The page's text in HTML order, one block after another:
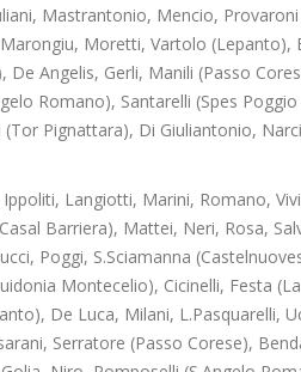
Mastrantonio, Mencio,
Moretti, Vartolo (Lepanto),
De Angelis, Gerli, Manili (Passo
Romano), Santarelli (Spes
Pignattara), Di Giuliantonio,
Langiotti, Marini, Romano,
Barriera), Mattei, Neri, Rosa,
Poggi, S.Sciamanna
Montecelio), Cicinelli, Festa
De Luca, Milani, L.Pasquarelli,
Serratore (Passo Corese),